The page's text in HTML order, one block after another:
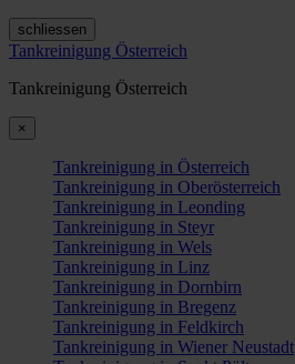
schliessen
Tankreinigung Österreich
Tankreinigung Österreich
×
Tankreinigung in Österreich
Tankreinigung in Oberösterreich
Tankreinigung in Leonding
Tankreinigung in Steyr
Tankreinigung in Wels
Tankreinigung in Linz
Tankreinigung in Dornbirn
Tankreinigung in Bregenz
Tankreinigung in Feldkirch
Tankreinigung in Wiener Neustadt